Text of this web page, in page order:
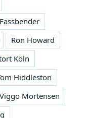
Ron Howard
Köln
Hiddleston
Viggo Mortensen